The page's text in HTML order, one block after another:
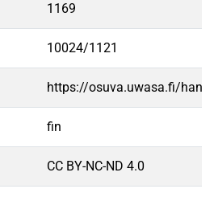
1169
10024/1121
https://osuva.uwasa.fi/
fin
CC BY-NC-ND 4.0